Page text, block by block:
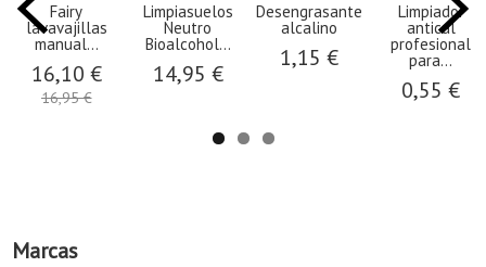
Marcas
Fairy
lavavajillas
manual...
16,10 €
16,95 €
Limpiasuelos
Neutro
Bioalcohol...
14,95 €
Desengrasante
alcalino
1,15 €
Limpiador
antical
profesional
para...
0,55 €